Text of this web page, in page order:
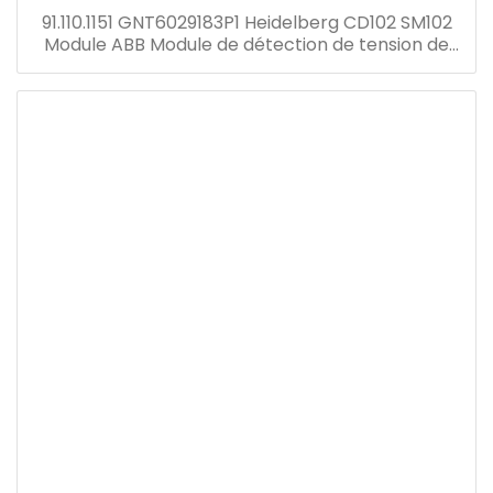
91.110.1151 GNT6029183P1 Heidelberg CD102 SM102
Module ABB Module de détection de tension de